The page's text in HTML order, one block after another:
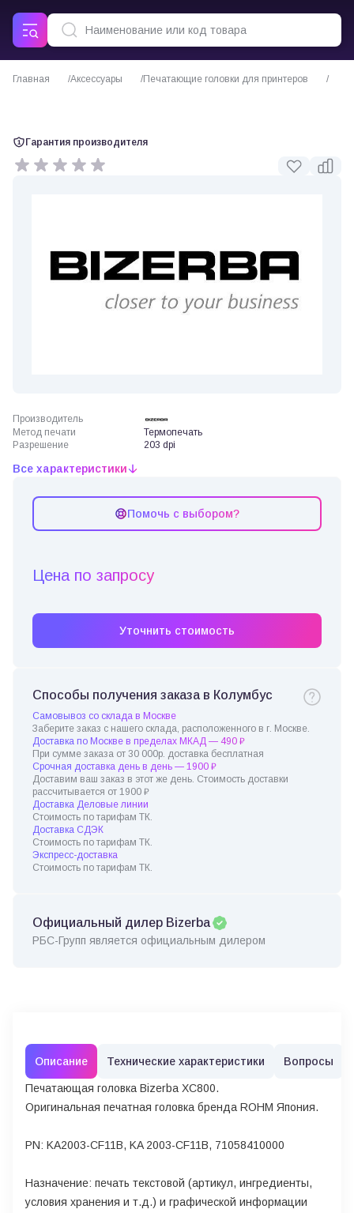
Главная Аксессуары
Печатающие головки для принтеров
Гарантия производителя
Производитель
Метод печати
Термопечать
Разрешение
203 dpi
Все характеристики
Помочь с выбором?
Цена по запросу
Уточнить стоимость
Способы получения заказа в Колумбус
Самовывоз со склада в Москве
Заберите заказ с нашего склада, расположенного в г. Москве.
Доставка по Москве в пределах МКАД — 490 ₽
При сумме заказа от 30 000р. доставка бесплатная
Срочная доставка день в день — 1900 ₽
Доставим ваш заказ в этот же день. Стоимость доставки
рассчитывается от 1900 ₽
Доставка Деловые линии
Стоимость по тарифам ТК.
Доставка СДЭК
Стоимость по тарифам ТК.
Экспресс-доставка
Стоимость по тарифам ТК.
Официальный дилер Bizerba
РБС-Групп является официальным дилером
Описание Технические характеристики Вопросы
Печатающая головка Bizerba XC800.
Оригинальная печатная головка бренда ROHM Япония.
PN: KA2003-CF11B, KA 2003-CF11B, 71058410000
Назначение: печать текстовой (артикул, ингредиенты,
условия хранения и т.д.) и графической информации